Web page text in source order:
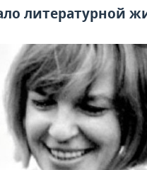
литературной